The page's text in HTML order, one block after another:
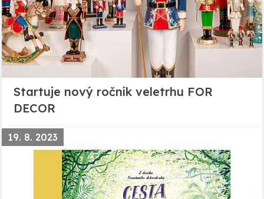
Startuje nový ročník veletrhu FOR
DECOR
19. 8. 2023